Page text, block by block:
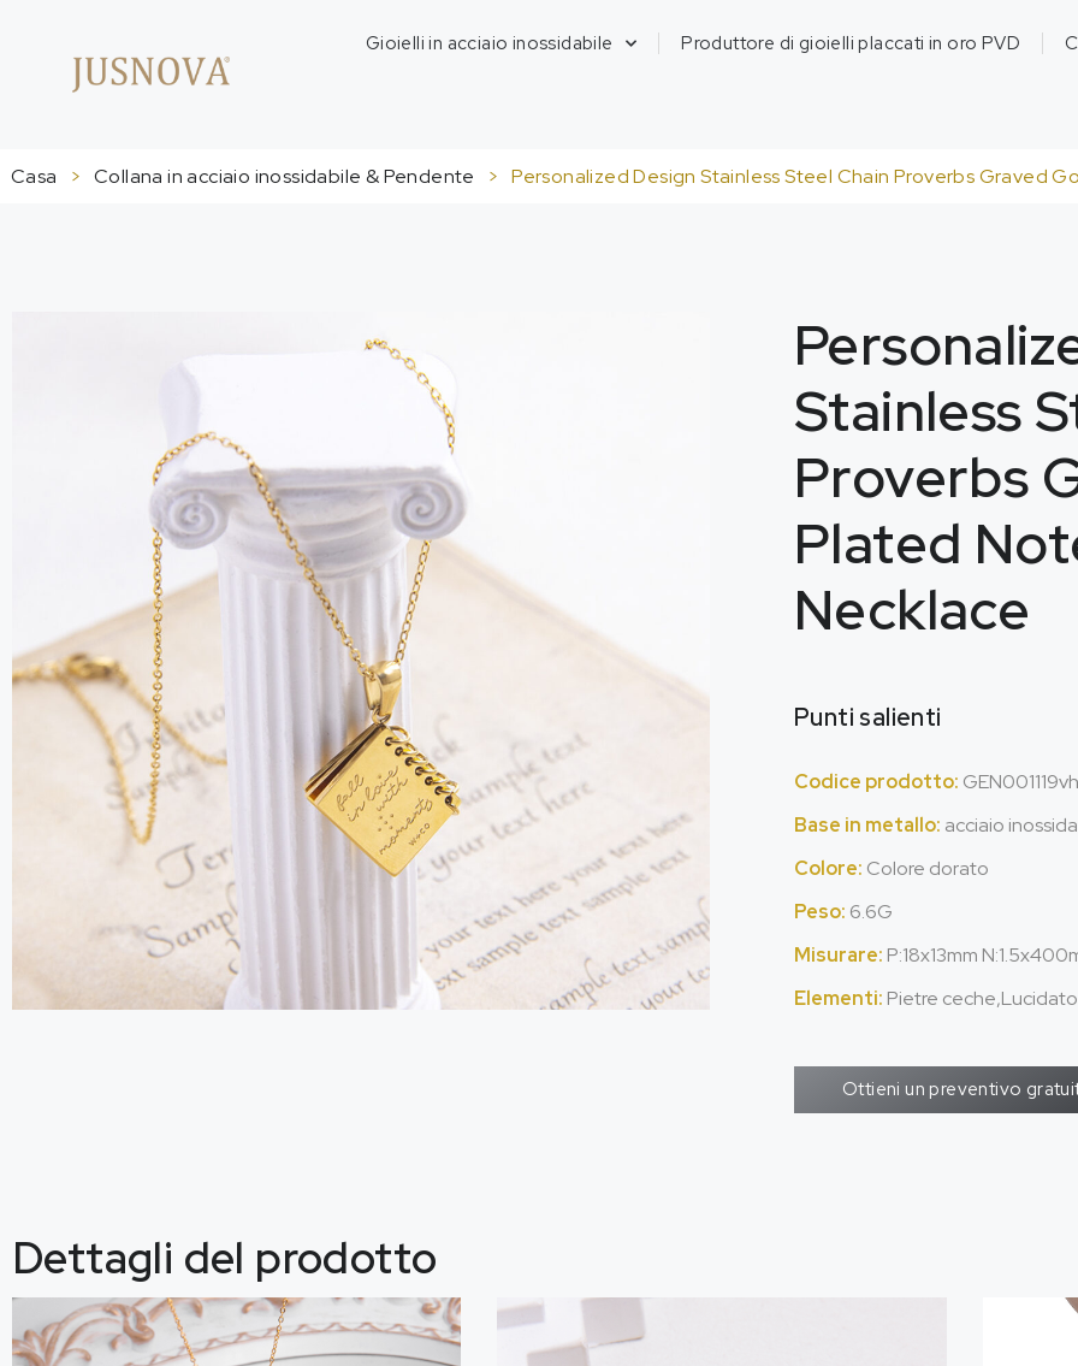
Gioielli in acciaio inossidabile Produttore di gioielli placcati in oro PVD
Casa > Collana in acciaio inossidabile & Pendente > Personalized Design Stainless Steel Chain Proverbs Graved
Stainless
Proverbs
Plated
Necklace
Punti salienti
Codice prodotto:
Base in metallo: acciaio
Colore: Colore dorato
Peso: 6.6G
Misurare: P:18x13mm N
Elementi: Pietre
Ottieni un preventivo
Dettagli del prodotto